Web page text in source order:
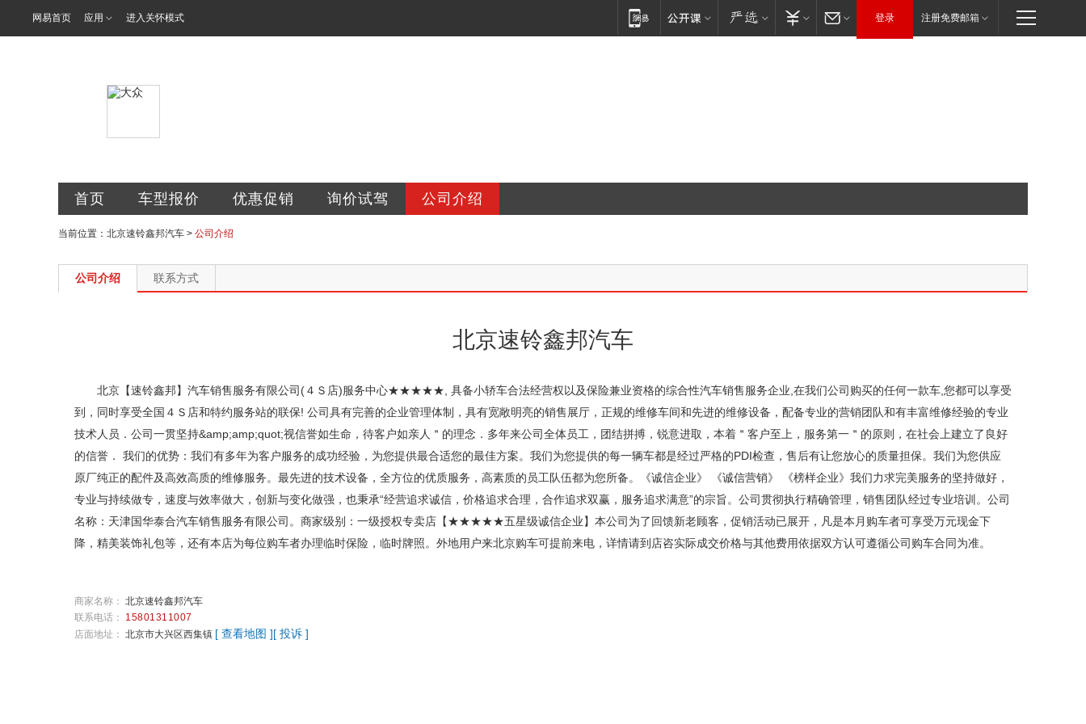
网易首页 应用 进入关怀模式 登录 注册免费邮箱
首页 车型报价 优惠促销 询价试驾 公司介绍
当前位置： 北京速铃鑫邦汽车 > 公司介绍
公司介绍 联系方式
北京速铃鑫邦汽车
北京【速铃鑫邦】汽车销售服务有限公司(４Ｓ店)服务中心★★★★★, 具备小轿车合法经营权以及保险兼业资格的综合性汽车销售服务企业,在我们公司购买的任何一款车,您都可以享受
到，同时享受全国４Ｓ店和特约服务站的联保! 公司具有完善的企业管理体制，具有宽敞明亮的销售展厅，正规的维修车间和先进的维修设备，配备专业的营销团队和有丰富维修经验的专业
技术人员．公司一贯坚持&amp;amp;quot;视信誉如生命，待客户如亲人＂的理念．多年来公司全体员工，团结拼搏，锐意进取，本着＂客户至上，服务第一＂的原则，在社会上建立了良好
的信誉． 我们的优势：我们有多年为客户服务的成功经验，为您提供最合适您的最佳方案。我们为您提供的每一辆车都是经过严格的PDI检查，售后有让您放心的质量担保。我们为您供应
原厂纯正的配件及高效高质的维修服务。最先进的技术设备，全方位的优质服务，高素质的员工队伍都为您所备。《诚信企业》 《诚信营销》 《榜样企业》我们力求完美服务的坚持做好，
专业与持续做专，速度与效率做大，创新与变化做强，也秉承“经营追求诚信，价格追求合理，合作追求双赢，服务追求满意”的宗旨。公司贯彻执行精确管理，销售团队经过专业培训。公司
名称：天津国华泰合汽车销售服务有限公司。商家级别：一级授权专卖店【★★★★★五星级诚信企业】本公司为了回馈新老顾客，促销活动已展开，凡是本月购车者可享受万元现金下
降，精美装饰礼包等，还有本店为每位购车者办理临时保险，临时牌照。外地用户来北京购车可提前来电，详情请到店咨实际成交价格与其他费用依据双方认可遵循公司购车合同为准。
商家名称： 北京速铃鑫邦汽车
联系电话：
15801311007
店面地址： 北京市大兴区西集镇 [ 查看地图 ][ 投诉 ]